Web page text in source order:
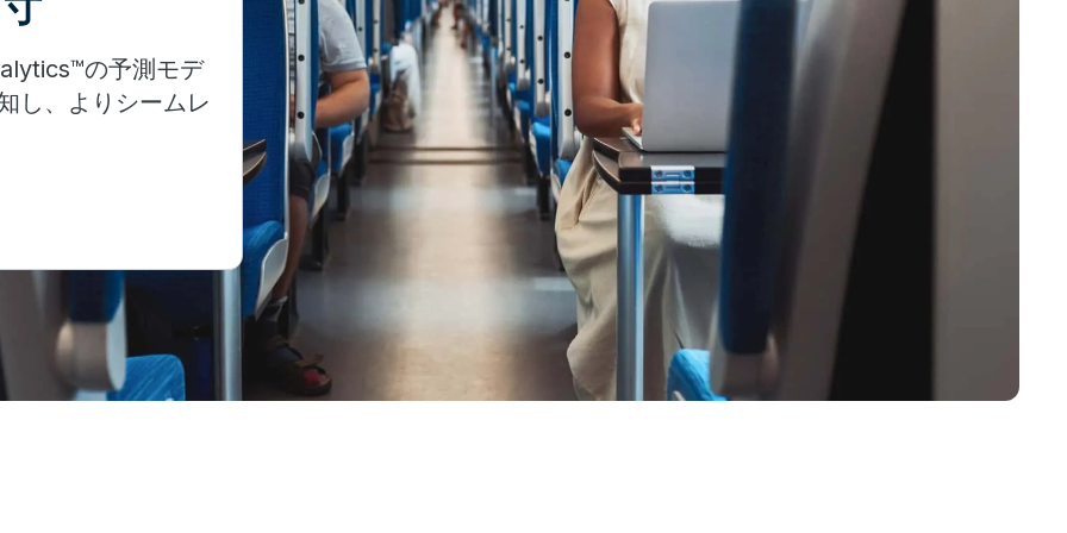
の予測モデ
し、よりシームレ